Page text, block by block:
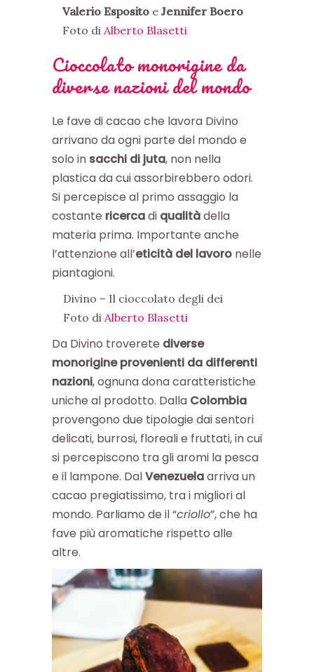
Valerio Espositoe Jennifer Boero
Foto di Alberto Blasetti
Cioccolato monorigine da
diverse nazioni del mondo
Le fave di cacao che lavora Divino
arrivano da ogni parte del mondo e
solo in sacchi di juta, non nella
plastica da cui assorbirebbero odori.
Si percepisce al primo assaggio la
costante ricercadi qualitàdella
materia prima. Importante anche
l’attenzione all’eticità del lavoro nelle
piantagioni.
Divino – Il cioccolato degli dei
Foto di Alberto Blasetti
Da Divino troverete diverse
monorigine provenienti da differenti
nazioni, ognuna dona caratteristiche
uniche al prodotto. Dalla Colombia
provengono due tipologie dai sentori
delicati, burrosi, floreali e fruttati, in cui
si percepiscono tra gli aromi la pesca
e il lampone. DalVenezuelaarriva un
cacao pregiatissimo, tra i migliori al
mondo. Parliamo de il “criollo”, che ha
fave più aromatiche rispetto alle
altre.